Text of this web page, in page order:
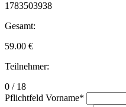
1783503938
Gesamt:
59.00 €
Teilnehmer:
0 / 18
Pflichtfeld Vorname*